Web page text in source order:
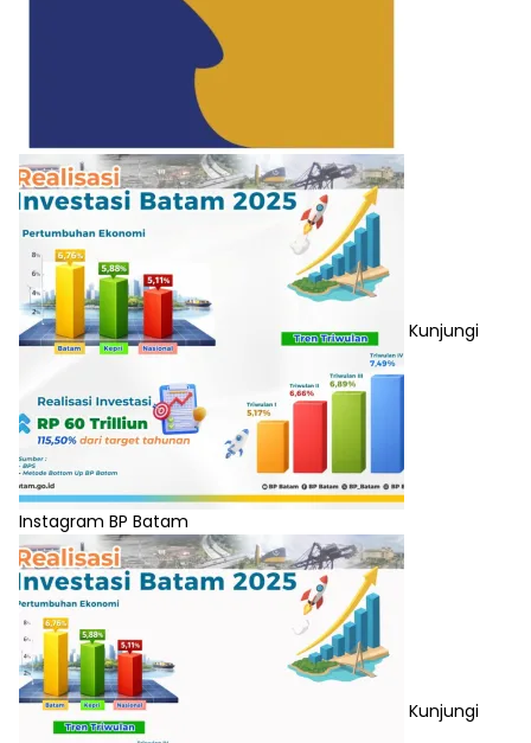
Kunjungi
Instagram BP Batam
Kunjungi